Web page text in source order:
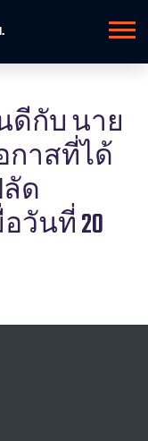
ดีกับ นาย
กาสที่ได้
ด
วันที่ 20